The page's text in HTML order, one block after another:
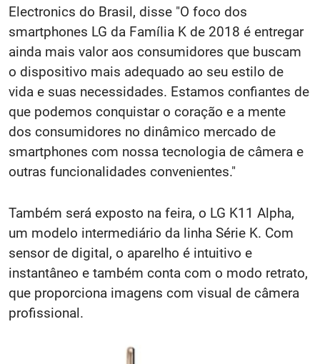
Electronics do Brasil, disse "O foco dos
smartphones LG da Família K de 2018 é entregar
ainda mais valor aos consumidores que buscam
o dispositivo mais adequado ao seu estilo de
vida e suas necessidades. Estamos confiantes de
que podemos conquistar o coração e a mente
dos consumidores no dinâmico mercado de
smartphones com nossa tecnologia de câmera e
outras funcionalidades convenientes."
Também será exposto na feira, o LG K11 Alpha,
um modelo intermediário da linha Série K. Com
sensor de digital, o aparelho é intuitivo e
instantâneo e também conta com o modo retrato,
que proporciona imagens com visual de câmera
profissional.